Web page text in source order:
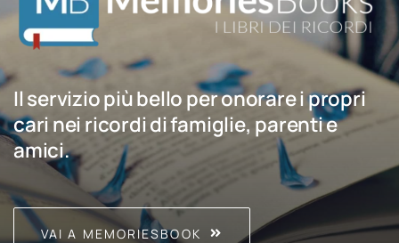
Il servizio più bello per onorare i propri
cari nei ricordi di famiglie, parenti e
amici.
VAI A MEMORIESBOOK